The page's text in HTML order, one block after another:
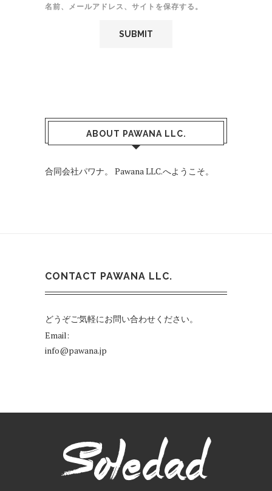
名前、メールアドレス、サイトを保存する。
ABOUT PAWANA LLC.
合同会社パワナ。 Pawana LLC.へようこそ。
CONTACT PAWANA LLC.
どうぞご気軽にお問い合わせください。
Email:
info@pawana.jp